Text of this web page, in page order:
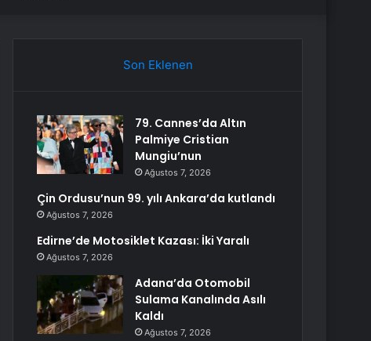
Son Eklenen
79. Cannes’da Altın
Palmiye Cristian
Mungiu’nun
Ağustos 7, 2026
Çin Ordusu’nun 99. yılı Ankara’da kutlandı
Ağustos 7, 2026
Edirne’de Motosiklet Kazası: İki Yaralı
Ağustos 7, 2026
Adana’da Otomobil
Sulama Kanalında Asılı
Kaldı
Ağustos 7, 2026